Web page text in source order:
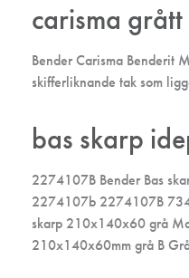
carisma grått
Bender Carisma Benderit
skifferliknande tak som
bas skarp
2274107B Bender Bas
2274107b 2274107B
skarp 210x140x60 grå
210x140x60mm grå B